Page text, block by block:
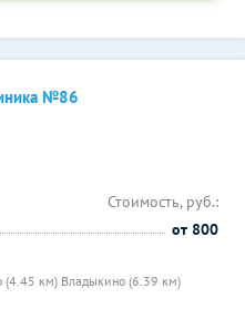
№86
(4.45 км) Владыкино (6.39 км)
Стоимость, руб.:
от 800